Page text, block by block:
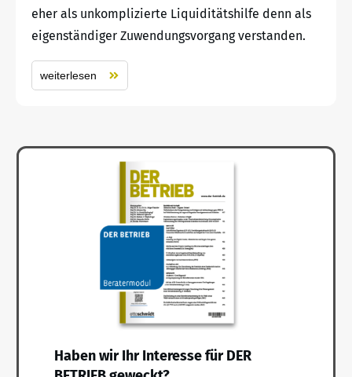
eher als unkomplizierte Liquiditätshilfe denn als
eigenständiger Zuwendungsvorgang verstanden.
weiterlesen
Haben wir Ihr Interesse für DER